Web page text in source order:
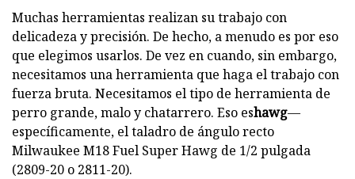
Muchas herramientas realizan su trabajo con
delicadeza y precisión. De hecho, a menudo es por eso
que elegimos usarlos. De vez en cuando, sin embargo,
necesitamos una herramienta que haga el trabajo con
fuerza bruta. Necesitamos el tipo de herramienta de
perro grande, malo y chatarrero. Eso eshawg—
específicamente, el taladro de ángulo recto
Milwaukee M18 Fuel Super Hawg de 1/2 pulgada
(2809-20 o 2811-20).